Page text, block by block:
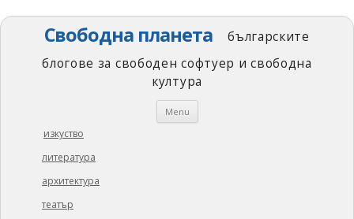
Свободна планета
българските
блогове за свободен софтуер и свободна
култура
Menu Skip
изкуство
литература
архитектура
театър